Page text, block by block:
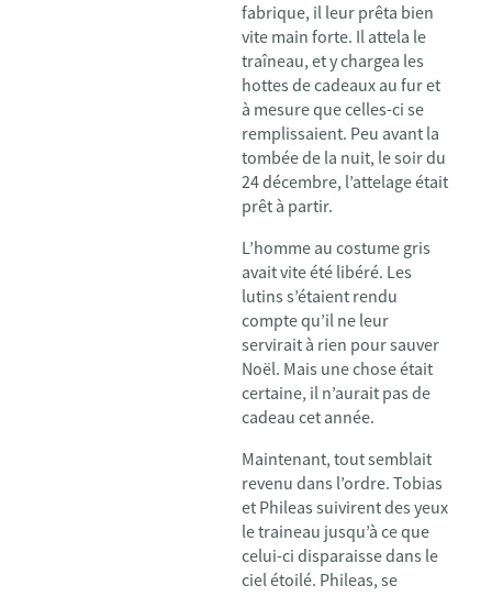
fabrique, il leur prêta bien
vite main forte. Il attela le
traîneau, et y chargea les
hottes de cadeaux au fur et
à mesure que celles-ci se
remplissaient. Peu avant la
tombée de la nuit, le soir du
24 décembre, l’attelage était
prêt à partir.
L’homme au costume gris
avait vite été libéré. Les
lutins s’étaient rendu
compte qu’il ne leur
servirait à rien pour sauver
Noël. Mais une chose était
certaine, il n’aurait pas de
cadeau cet année.
Maintenant, tout semblait
revenu dans l’ordre. Tobias
et Phileas suivirent des yeux
le traineau jusqu’à ce que
celui-ci disparaisse dans le
ciel étoilé. Phileas, se